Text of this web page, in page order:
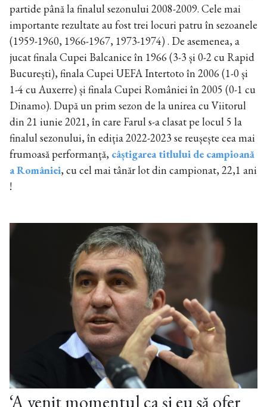
partide până la finalul sezonului 2008-2009. Cele mai
importante rezultate au fost trei locuri patru în sezoanele
(1959-1960, 1966-1967, 1973-1974) . De asemenea, a
jucat finala Cupei Balcanice în 1966 (3-3 și 0-2 cu Rapid
București), finala Cupei UEFA Intertoto în 2006 (1-0 și
1-4 cu Auxerre) și finala Cupei României în 2005 (0-1 cu
Dinamo). După un prim sezon de la unirea cu Viitorul
din 21 iunie 2021, în care Farul s-a clasat pe locul 5 la
finalul sezonului, în ediția 2022-2023 se reușește cea mai
frumoasă performanță, câștigarea titlului de campioană
a României, cu cel mai tânăr lot din campionat, 22,1 ani
!
‘A venit momentul ca şi eu să ofer